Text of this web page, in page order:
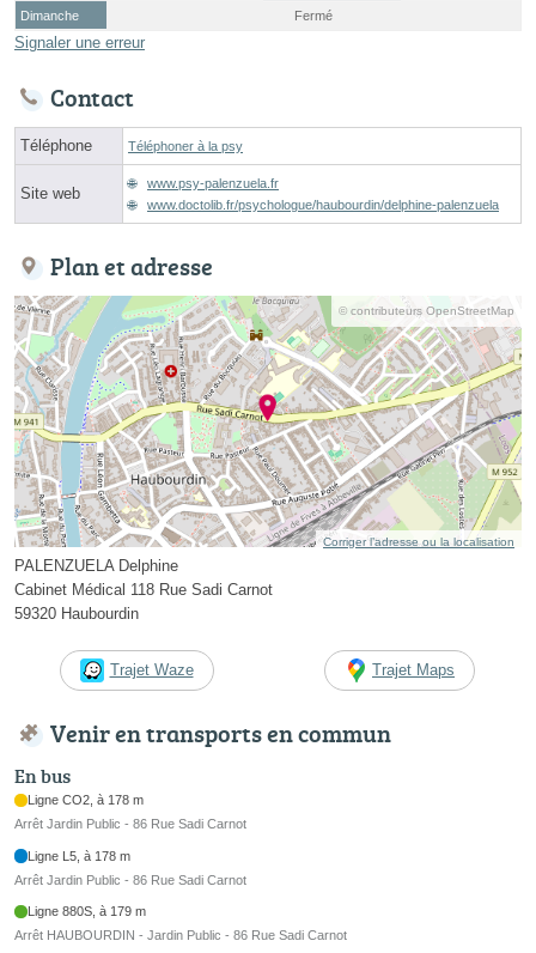
Dimanche
Fermé
Signaler une erreur
Contact
Téléphone Téléphoner à la psy
Site web
www.psy-palenzuela.fr
www.doctolib.fr/psychologue/haubourdin/delphine-palenzuela
Plan et adresse
© contributeurs OpenStreetMap
Corriger l’adresse ou la localisation
PALENZUELA Delphine
Cabinet Médical 118 Rue Sadi Carnot
59320 Haubourdin
Trajet Waze Trajet Maps
Venir en transports en commun
En bus
Ligne CO2, à 178 m
Arrêt Jardin Public - 86 Rue Sadi Carnot
Ligne L5, à 178 m
Arrêt Jardin Public - 86 Rue Sadi Carnot
Ligne 880S, à 179 m
Arrêt HAUBOURDIN - Jardin Public - 86 Rue Sadi Carnot